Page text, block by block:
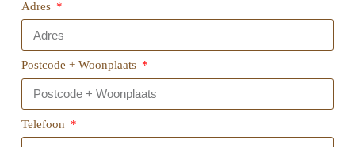
Adres
Postcode + Woonplaats
Telefoon